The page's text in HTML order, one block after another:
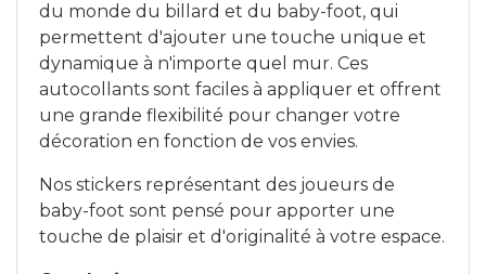
du monde du billard et du baby-foot, qui
permettent d'ajouter une touche unique et
dynamique à n'importe quel mur. Ces
autocollants sont faciles à appliquer et offrent
une grande flexibilité pour changer votre
décoration en fonction de vos envies.
Nos stickers représentant des joueurs de
baby-foot sont pensé pour apporter une
touche de plaisir et d'originalité à votre espace.